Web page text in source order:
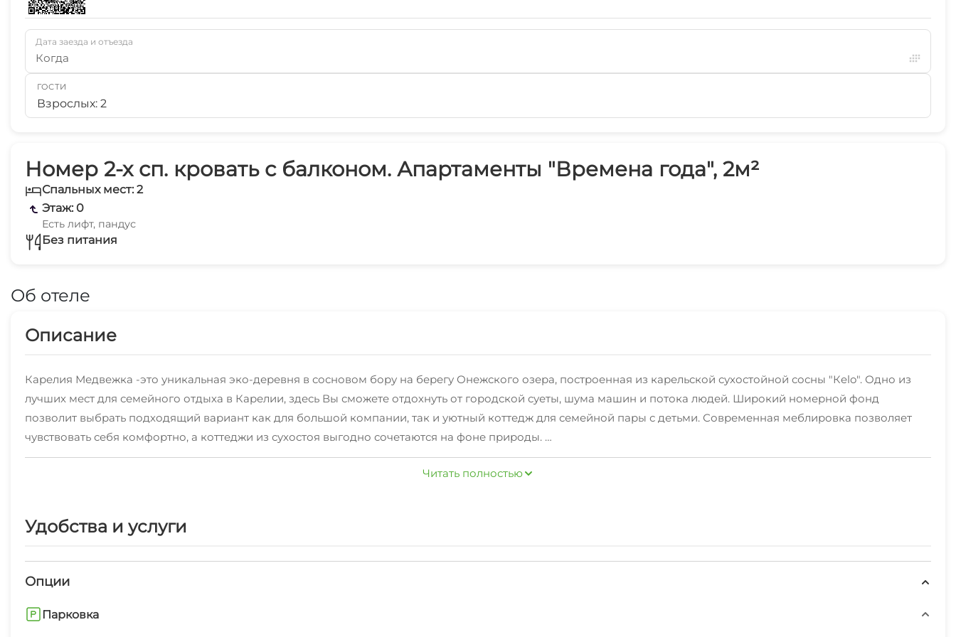
Номер 2-х сп. кровать с балконом. Апартаменты "Времена года", 2м²
Спальных мест: 2
Этаж: 0
Есть лифт, пандус
Без питания
Об отеле
Описание
Карелия Медвежка -это уникальная эко-деревня в сосновом бору на берегу Онежского озера, построенная из карельской сухостойной сосны "Кelo". Одно из
лучших мест для семейного отдыха в Карелии, здесь Вы сможете отдохнуть от городской суеты, шума машин и потока людей. Широкий номерной фонд
позволит выбрать подходящий вариант как для большой компании, так и уютный коттедж для семейной пары с детьми. Современная меблировка позволяет
чувствовать себя комфортно, а коттеджи из сухостоя выгодно сочетаются на фоне природы.
В Онежских водах и близлежащих лесных озерах водится приличное количество рыбы, в здешних местах удачливому рыбаку или охотнику не придется скучать.
Для активного отдыха имеется квадроциклы, велосипеды, лодки, катера, скутера, снегоходы, лыжи беговые и горные, коньки, санки, катание на санях, ватрушки,
Хотите узнать наш край получше? К вашим услугам полный спектр экскурсий по культурным, историческим и природным достопримечательностям Карелии.
Читать полностью
Удобства и услуги
Опции
Парковка
Дата заезда и отъезда
Когда
ГОСТИ
Взрослых: 2